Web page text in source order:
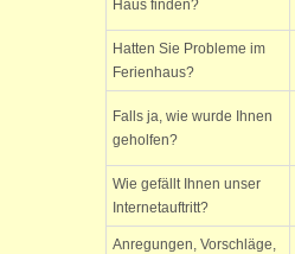
Haus finden?
Hatten Sie Probleme im
Ferienhaus?
Falls ja, wie wurde Ihnen
geholfen?
Wie gefällt Ihnen unser
Internetauftritt?
Anregungen, Vorschläge,